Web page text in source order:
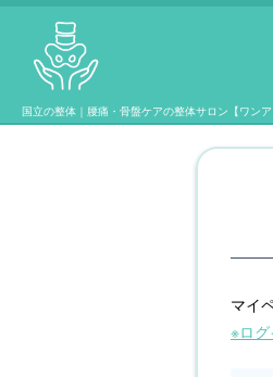
国立の整体｜腰痛・骨盤ケアの整体サロン【ワンア
マイ
※ロ